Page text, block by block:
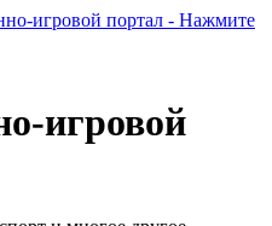
игровой портал - Нажмите
игровой